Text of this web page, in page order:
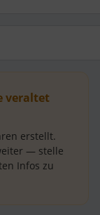
veraltet
erstellt.
— stelle
Infos zu